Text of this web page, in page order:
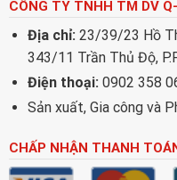
CÔNG TY TNHH TM DV
Địa chỉ: 23/39/23 Hồ
343/11 Trần Thủ Độ,
Điện thoại: 0902 358
Sản xuất, Gia công và
CHẤP NHẬN THANH